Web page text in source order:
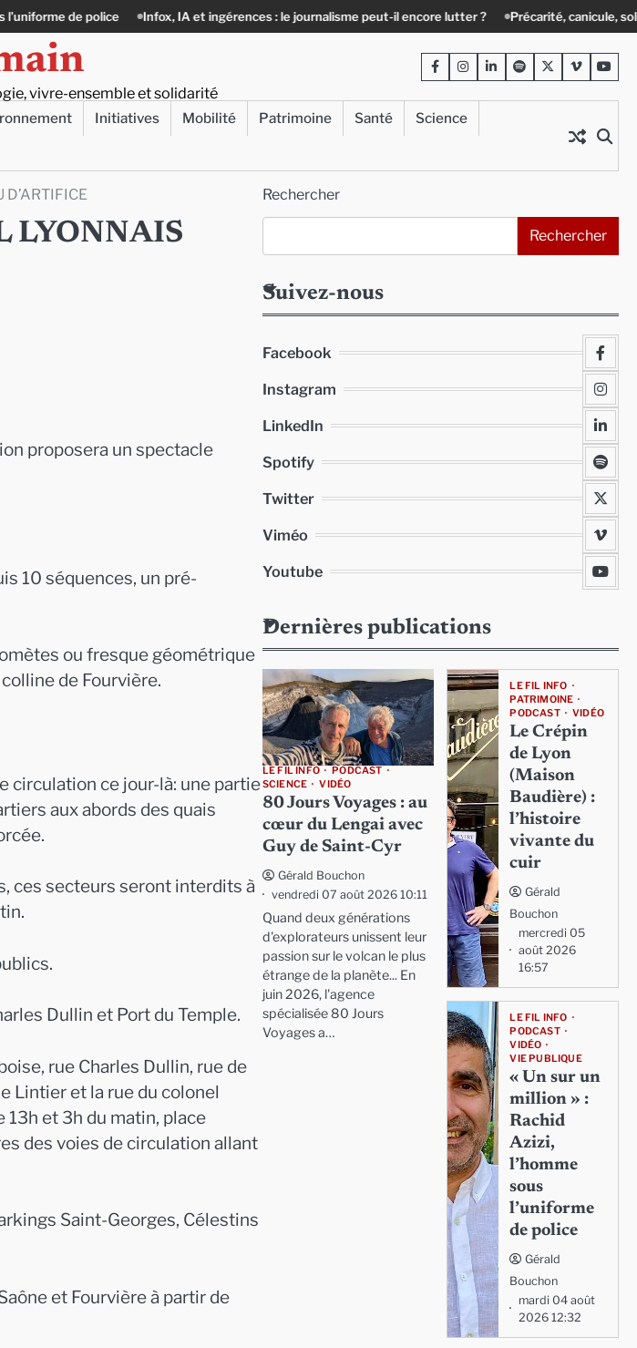
Infox, IA et ingérences : le journalisme peut-il encore lutter ? Précarité, canicule, solitude : quand
vivre-ensemble et solidarité
Facebook
Instagram
LinkedInSpotifyTwitterViméo
Initiatives Mobilité Patrimoine Santé
Science
D’ARTIFICE
LYONNAIS
proposera un spectacle
10 séquences, un pré-
ou fresque géométrique
de Fourvière.
circulation ce jour-là: une partie
aux abords des quais
ces secteurs seront interdits à
Dullin et Port du Temple.
rue Charles Dullin, rue de
Lintier et la rue du colonel
13h et 3h du matin, place
des voies de circulation allant
Saint-Georges, Célestins
et Fourvière à partir de
Rechercher
Rechercher
Suivez-nous
Facebook
Instagram
LinkedIn
Spotify
Twitter
Viméo
Youtube
Dernières publications
LE FIL INFO
PODCAST
SCIENCE
VIDÉO
80 Jours Voyages : au
cœur du Lengai avec
Guy de Saint-Cyr
Gérald Bouchon
vendredi 07 août 2026 10:11
Quand deux générations
d'explorateurs unissent leur
passion sur le volcan le plus
étrange de la planète... En
juin 2026, l'agence
spécialisée 80 Jours
Voyages a…
LE FIL INFO
PATRIMOINE
PODCAST
VIDÉO
Le Crépin
de Lyon
(Maison
Baudière) :
l’histoire
vivante du
cuir
Gérald
Bouchon
mercredi 05
août 2026
16:57
LE FIL INFO
PODCAST
VIDÉO
VIE PUBLIQUE
« Un sur un
million » :
Rachid
Azizi,
l’homme
sous
l’uniforme
de police
Gérald
Bouchon
mardi 04 août
2026 12:32